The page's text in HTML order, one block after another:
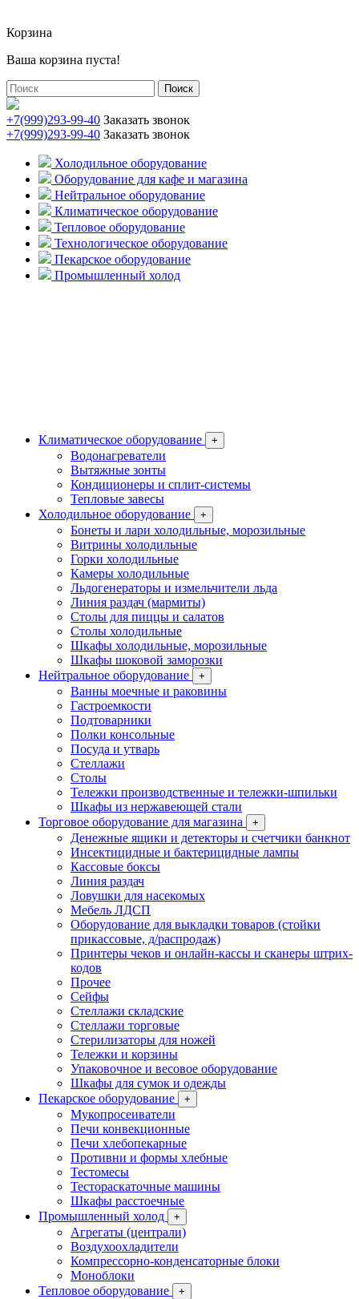
Корзина
Ваша корзина пуста!
Поиск
+7(999)293-99-40 Заказать звонок
+7(999)293-99-40 Заказать звонок
Холодильное оборудование
Оборудование для кафе и магазина
Нейтральное оборудование
Климатическое оборудование
Тепловое оборудование
Технологическое оборудование
Пекарское оборудование
Промышленный холод
Климатическое оборудование +
Водонагреватели
Вытяжные зонты
Кондиционеры и сплит-системы
Тепловые завесы
Холодильное оборудование
+
Бонеты и лари холодильные, морозильные
Витрины холодильные
Горки холодильные
Камеры холодильные
Льдогенераторы и измельчители льда
Линия раздач (мармиты)
Столы для пиццы и салатов
Столы холодильные
Шкафы холодильные, морозильные
Шкафы шоковой заморозки
Нейтральное оборудование
+
Ванны моечные и раковины
Гастроемкости
Подтоварники
Полки консольные
Посуда и утварь
Стеллажи
Столы
Тележки производственные и тележки-шпильки
Шкафы из нержавеющей стали
Торговое оборудование для магазина
+
Денежные ящики и детекторы и счетчики банкнот
Инсектицидные и бактерицидные лампы
Кассовые боксы
Линия раздач
Ловушки для насекомых
Мебель ЛДСП
Оборудование для выкладки товаров (стойки
прикассовые, д/распродаж)
Принтеры чеков и онлайн-кассы и сканеры штрих-
кодов
Прочее
Сейфы
Стеллажи складские
Стеллажи торговые
Стерилизаторы для ножей
Тележки и корзины
Упаковочное и весовое оборудование
Шкафы для сумок и одежды
Пекарское оборудование
+
Мукопросеиватели
Печи конвекционные
Печи хлебопекарные
Противни и формы хлебные
Тестомесы
Тестораскаточные машины
Шкафы расстоечные
Промышленный холод
+
Агрегаты (централи)
Воздухоохладители
Компрессорно-конденсаторные блоки
Моноблоки
Тепловое оборудование
+